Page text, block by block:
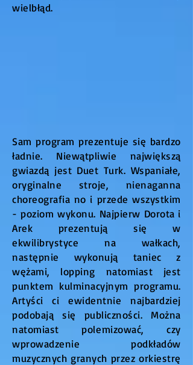
wielbłąd.
Sam program prezentuje się bardzo
ładnie. Niewątpliwie największą
gwiazdą jest Duet Turk. Wspaniałe,
oryginalne stroje, nienaganna
choreografia no i przede wszystkim
- poziom wykonu. Najpierw Dorota i
Arek prezentują się w
ekwilibrystyce na wałkach,
następnie wykonują taniec z
wężami, lopping natomiast jest
punktem kulminacyjnym programu.
Artyści ci ewidentnie najbardziej
podobają się publiczności. Można
natomiast polemizować, czy
wprowadzenie podkładów
muzycznych granych przez orkiestrę